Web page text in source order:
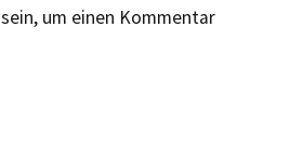
sein, um einen Kommentar